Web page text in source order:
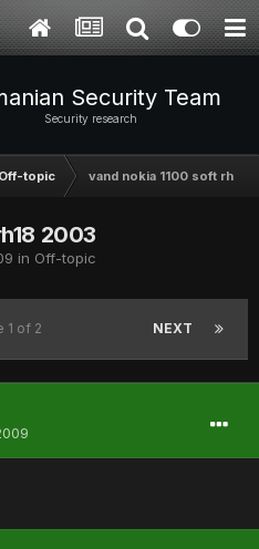
Security Team
Security research
Off-topic vand nokia 1100 soft rh18
2003
in Off-topic
NEXT
1 of 2